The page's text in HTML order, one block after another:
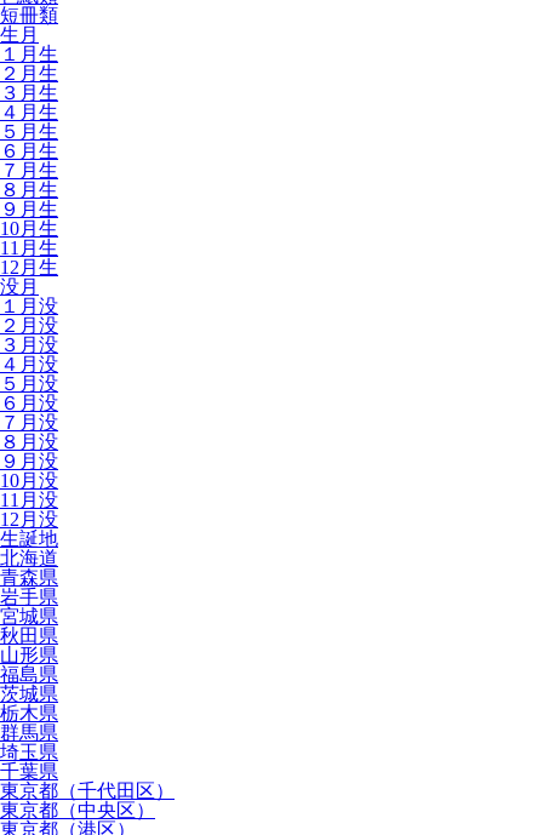
短冊類
生月
１月生
２月生
３月生
４月生
５月生
６月生
７月生
８月生
９月生
10月生
11月生
12月生
没月
１月没
２月没
３月没
４月没
５月没
６月没
７月没
８月没
９月没
10月没
11月没
12月没
生誕地
北海道
青森県
岩手県
宮城県
秋田県
山形県
福島県
茨城県
栃木県
群馬県
埼玉県
千葉県
東京都（千代田区）
東京都（中央区）
東京都（港区）